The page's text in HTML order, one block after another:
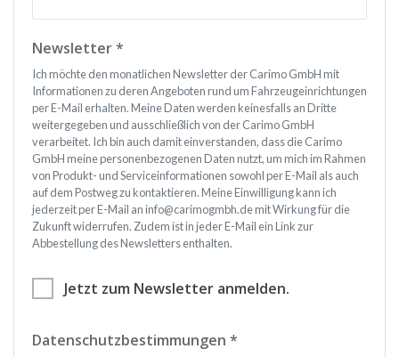
Newsletter *
Ich möchte den monatlichen Newsletter der Carimo GmbH mit
Informationen zu deren Angeboten rund um Fahrzeugeinrichtungen
per E-Mail erhalten. Meine Daten werden keinesfalls an Dritte
weitergegeben und ausschließlich von der Carimo GmbH
verarbeitet. Ich bin auch damit einverstanden, dass die Carimo
GmbH meine personenbezogenen Daten nutzt, um mich im Rahmen
von Produkt- und Serviceinformationen sowohl per E-Mail als auch
auf dem Postweg zu kontaktieren. Meine Einwilligung kann ich
jederzeit per E-Mail an info@carimogmbh.de mit Wirkung für die
Zukunft widerrufen. Zudem ist in jeder E-Mail ein Link zur
Abbestellung des Newsletters enthalten.
Jetzt zum Newsletter anmelden.
Datenschutzbestimmungen *